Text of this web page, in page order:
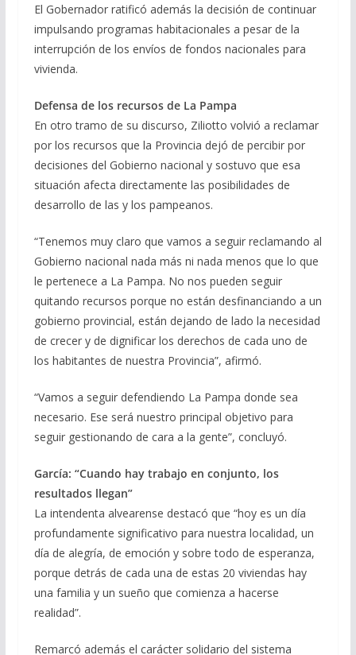
El Gobernador ratificó además la decisión de continuar
impulsando programas habitacionales a pesar de la
interrupción de los envíos de fondos nacionales para
vivienda.
Defensa de los recursos de La Pampa
En otro tramo de su discurso, Ziliotto volvió a reclamar
por los recursos que la Provincia dejó de percibir por
decisiones del Gobierno nacional y sostuvo que esa
situación afecta directamente las posibilidades de
desarrollo de las y los pampeanos.
“Tenemos muy claro que vamos a seguir reclamando al
Gobierno nacional nada más ni nada menos que lo que
le pertenece a La Pampa. No nos pueden seguir
quitando recursos porque no están desfinanciando a un
gobierno provincial, están dejando de lado la necesidad
de crecer y de dignificar los derechos de cada uno de
los habitantes de nuestra Provincia”, afirmó.
“Vamos a seguir defendiendo La Pampa donde sea
necesario. Ese será nuestro principal objetivo para
seguir gestionando de cara a la gente”, concluyó.
García: “Cuando hay trabajo en conjunto, los
resultados llegan”
La intendenta alvearense destacó que “hoy es un día
profundamente significativo para nuestra localidad, un
día de alegría, de emoción y sobre todo de esperanza,
porque detrás de cada una de estas 20 viviendas hay
una familia y un sueño que comienza a hacerse
realidad”.
Remarcó además el carácter solidario del sistema